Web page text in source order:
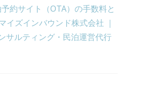
約サイト（OTA）の手数料と
ズインバウンド株式会社 ｜
サルティング・民泊運営代行